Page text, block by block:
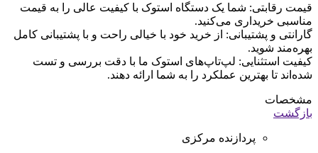
قیمت رقابتی: شما یک دستگاه استوک با کیفیت عالی را به قیمت
مناسبی خریداری می‌کنید.
گارانتی و پشتیبانی: از خرید خود با خیالی راحت و با پشتیبانی کامل
بهره‌مند شوید.
کیفیت استثنایی: لپ‌تاپ‌های استوک ما با دقت بررسی و تست
شده‌اند تا بهترین عملکرد را به شما ارائه دهند.
مشخصات
بازگشت
پردازنده مرکزی